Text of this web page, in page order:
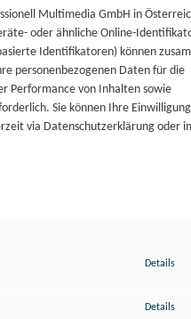
Multimedia GmbH in
oder ähnliche Online-
Identifikatoren) können
personenbezogenen Daten für die
Performance von Inhalten sowie
Sie können Ihre
via Datenschutzerklärung oder
Details zu
Details zu